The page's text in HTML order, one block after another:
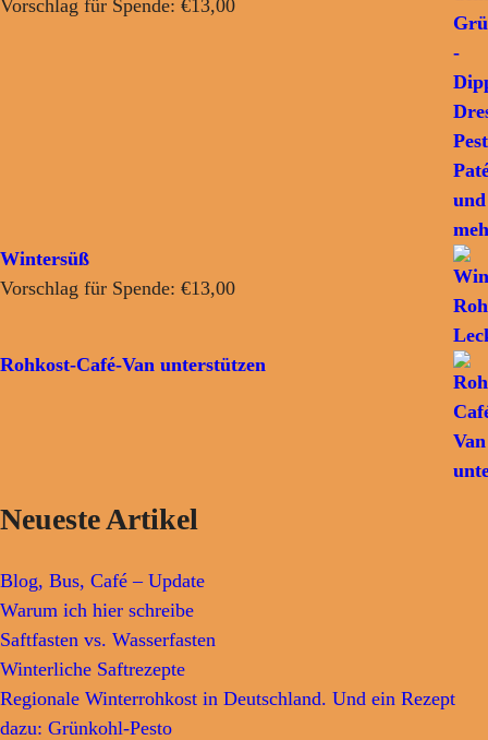
Vorschlag für Spende: €13,00
Wintersüß
Vorschlag für Spende: €13,00
Rohkost-Café-Van unterstützen
Neueste Artikel
Blog, Bus, Café – Update
Warum ich hier schreibe
Saftfasten vs. Wasserfasten
Winterliche Saftrezepte
Regionale Winterrohkost in Deutschland. Und ein Rezept
dazu: Grünkohl-Pesto